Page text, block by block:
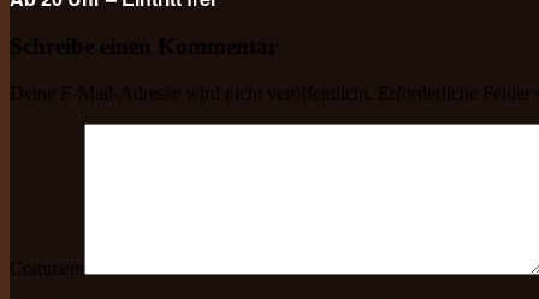
Schreibe einen Kommentar
Deine E-Mail-Adresse wird nicht veröffentlicht. Erforderliche Felder
Comment